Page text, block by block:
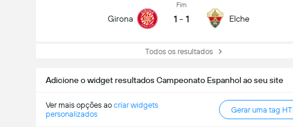
Girona
Fim
1 - 1 Elche
Todos os resultados
Adicione o widget resultados Campeonato Espanhol ao seu site
Ver mais opções ao criar widgets
personalizados
Gerar uma tag